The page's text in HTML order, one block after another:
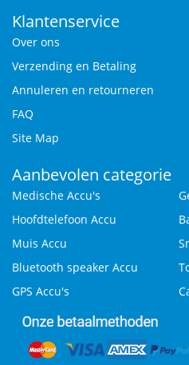
Klantenservice
Over ons
Verzending en Betaling
Annuleren en retourneren
FAQ
Site Map
Aanbevolen categorie
Medische Accu's
Hoofdtelefoon Accu
Muis Accu
Bluetooth speaker Accu
GPS Accu's